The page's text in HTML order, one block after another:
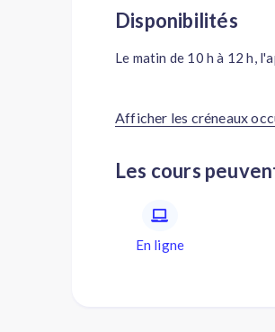
Disponibilités
Le matin de 10 h à 12 h,
Afficher les créneaux
Les cours
En ligne